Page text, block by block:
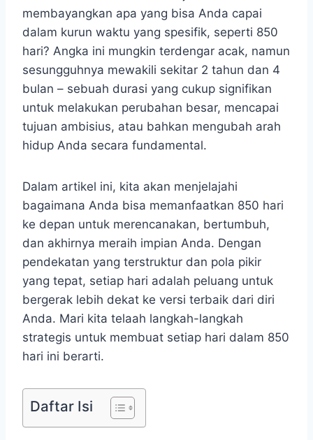
membayangkan apa yang bisa Anda capai
dalam kurun waktu yang spesifik, seperti 850
hari? Angka ini mungkin terdengar acak, namun
sesungguhnya mewakili sekitar 2 tahun dan 4
bulan – sebuah durasi yang cukup signifikan
untuk melakukan perubahan besar, mencapai
tujuan ambisius, atau bahkan mengubah arah
hidup Anda secara fundamental.
Dalam artikel ini, kita akan menjelajahi
bagaimana Anda bisa memanfaatkan 850 hari
ke depan untuk merencanakan, bertumbuh,
dan akhirnya meraih impian Anda. Dengan
pendekatan yang terstruktur dan pola pikir
yang tepat, setiap hari adalah peluang untuk
bergerak lebih dekat ke versi terbaik dari diri
Anda. Mari kita telaah langkah-langkah
strategis untuk membuat setiap hari dalam 850
hari ini berarti.
Daftar Isi